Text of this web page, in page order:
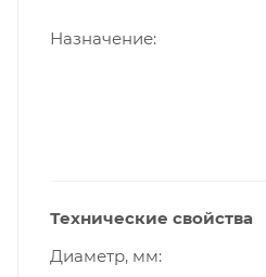
Назначение
Технические свойства
Диаметр, мм